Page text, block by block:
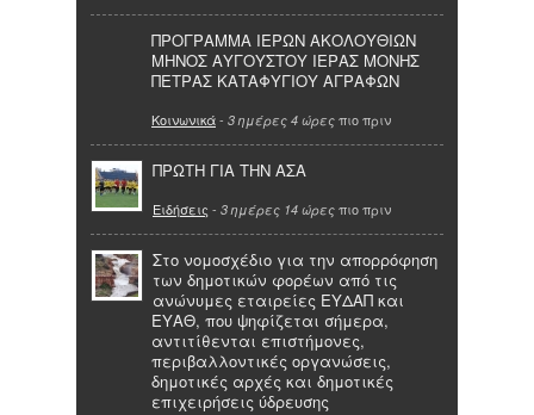
ΠΡΟΓΡΑΜΜΑ ΙΕΡΩΝ ΑΚΟΛΟΥΘΙΩΝ
ΜΗΝΟΣ ΑΥΓΟΥΣΤΟΥ ΙΕΡΑΣ ΜΟΝΗΣ
ΠΕΤΡΑΣ ΚΑΤΑΦΥΓΙΟΥ ΑΓΡΑΦΩΝ
Κοινωνικά- 3 ημέρες 4 ώρες πιο πριν
ΠΡΩΤΗ ΓΙΑ ΤΗΝ ΑΣΑ
Ειδήσεις - 3 ημέρες 14 ώρες πιο πριν
Στο νομοσχέδιο για την απορρόφηση
των δημοτικών φορέων από τις
ανώνυμες εταιρείες ΕΥΔΑΠ και
ΕΥΑΘ, που ψηφίζεται σήμερα,
αντιτίθενται επιστήμονες,
περιβαλλοντικές οργανώσεις,
δημοτικές αρχές και δημοτικές
επιχειρήσεις ύδρευσης